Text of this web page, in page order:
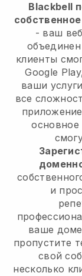
Blackbell
- ваш
клиенты
Google
ваши
все
и
ваше
пропустите
свой
несколько